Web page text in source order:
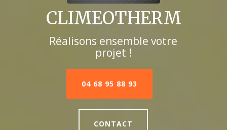
CLIMEOTHERM
Réalisons ensemble votre
projet !
04 68 95 88 93
CONTACT